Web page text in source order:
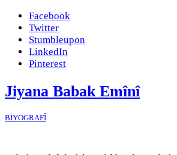
Facebook
Twitter
Stumbleupon
LinkedIn
Pinterest
Jiyana Babak Emînî
BİYOGRAFÎ